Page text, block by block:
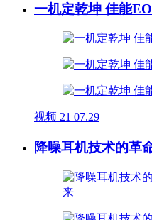
一机定乾坤 佳能
视频 21 07.29
降噪耳机技术的革